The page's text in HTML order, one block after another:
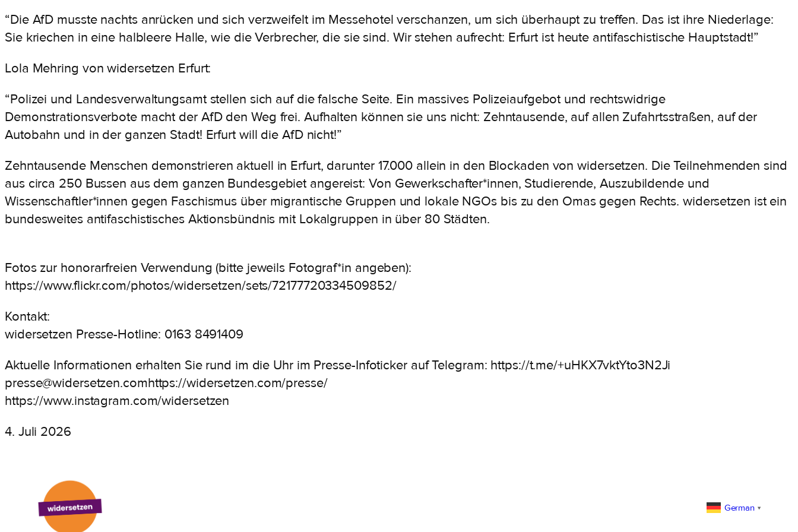
“Die AfD musste nachts anrücken und sich verzweifelt im Messehotel verschanzen, um sich überhaupt zu treffen. Das ist ihre Niederlage:
Sie kriechen in eine halbleere Halle, wie die Verbrecher, die sie sind. Wir stehen aufrecht: Erfurt ist heute antifaschistische Hauptstadt!”
Lola Mehring von widersetzen Erfurt:
“Polizei und Landesverwaltungsamt stellen sich auf die falsche Seite. Ein massives Polizeiaufgebot und rechtswidrige
Demonstrationsverbote macht der AfD den Weg frei. Aufhalten können sie uns nicht: Zehntausende, auf allen Zufahrtsstraßen, auf der
Autobahn und in der ganzen Stadt! Erfurt will die AfD nicht!”
Zehntausende Menschen demonstrieren aktuell in Erfurt, darunter 17.000 allein in den Blockaden von widersetzen. Die Teilnehmenden sind
aus circa 250 Bussen aus dem ganzen Bundesgebiet angereist: Von Gewerkschafter*innen, Studierende, Auszubildende und
Wissenschaftler*innen gegen Faschismus über migrantische Gruppen und lokale NGOs bis zu den Omas gegen Rechts. widersetzen ist ein
bundesweites antifaschistisches Aktionsbündnis mit Lokalgruppen in über 80 Städten.
Fotos zur honorarfreien Verwendung (bitte jeweils Fotograf*in angeben):
https://www.flickr.com/photos/widersetzen/sets/72177720334509852/
Kontakt:
widersetzen Presse-Hotline: 0163 8491409
Aktuelle Informationen erhalten Sie rund im die Uhr im Presse-Infoticker auf Telegram: https://t.me/+uHKX7vktYto3N2Ji
presse@widersetzen.comhttps://widersetzen.com/presse/
https://www.instagram.com/widersetzen
4. Juli 2026
German ▼